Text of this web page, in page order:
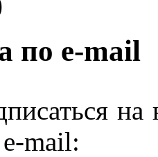
по e-mail
на
mail: